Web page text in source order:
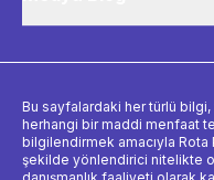
Bu sayfalardaki her türlü bilgi,
herhangi bir maddi menfaat
bilgilendirmek amacıyla Rota
şekilde yönlendirici nitelikte